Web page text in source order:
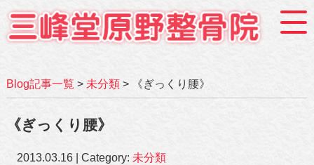
Blog記事一覧 > 未分類 > 《ぎっくり腰》
《ぎっくり腰》
2013.03.16 | Category: 未分類